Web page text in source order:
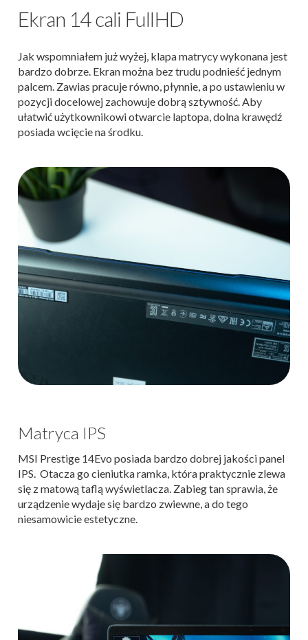
Ekran 14 cali FullHD
Jak wspomniałem już wyżej, klapa matrycy wykonana jest
bardzo dobrze. Ekran można bez trudu podnieść jednym
palcem. Zawias pracuje równo, płynnie, a po ustawieniu w
pozycji docelowej zachowuje dobrą sztywność. Aby
ułatwić użytkownikowi otwarcie laptopa, dolna krawędź
posiada wcięcie na środku.
Matryca IPS
MSI Prestige 14Evo posiada bardzo dobrej jakości panel
IPS. Otacza go cieniutka ramka, która praktycznie zlewa
się z matową taflą wyświetlacza. Zabieg tan sprawia, że
urządzenie wydaje się bardzo zwiewne, a do tego
niesamowicie estetyczne.